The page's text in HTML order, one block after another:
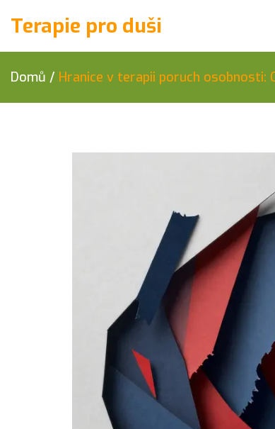
Terapie pro duši
Domů / Hranice v terapii poruch osobnosti: